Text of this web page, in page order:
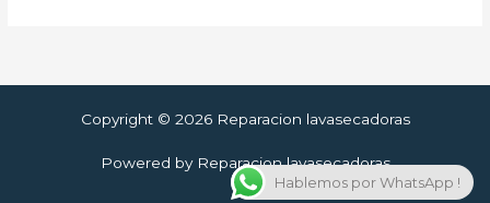
Copyright © 2026 Reparacion lavasecadoras
Powered by Reparacion lavasecadoras
Hablemos por WhatsApp !